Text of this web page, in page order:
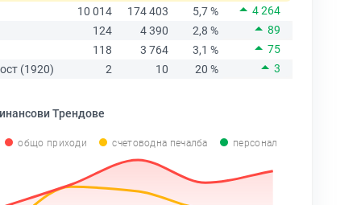
10 014
174 403 5,7 %
4 264
124
4 390 2,8 %
89
118
3 764 3,1 %
75
(1920)
2 10 20 % 3
Трендове
общо приходи счетоводна печалба персонал